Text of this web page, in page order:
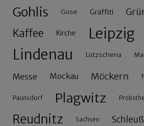
Gohlis Gose Graffiti
Kaffee Kirche Leipzig
Lindenau Lützschena
Messe Mockau Möckern
Paunsdorf Plagwitz
Reudnitz Sachsen